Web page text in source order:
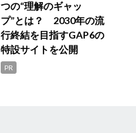
つの“理解のギャッ
プ”とは？ 2030年の流
行終結を目指すGAP6の
特設サイトを公開
PR